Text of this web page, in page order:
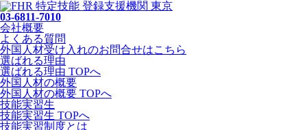
03-6811-7010
会社概要
よくある質問
外国人材受け入れのお問合せはこちら
選ばれる理由
選ばれる理由 TOPへ
外国人材の概要
外国人材の概要 TOPへ
技能実習生
技能実習生 TOPへ
技能実習制度とは